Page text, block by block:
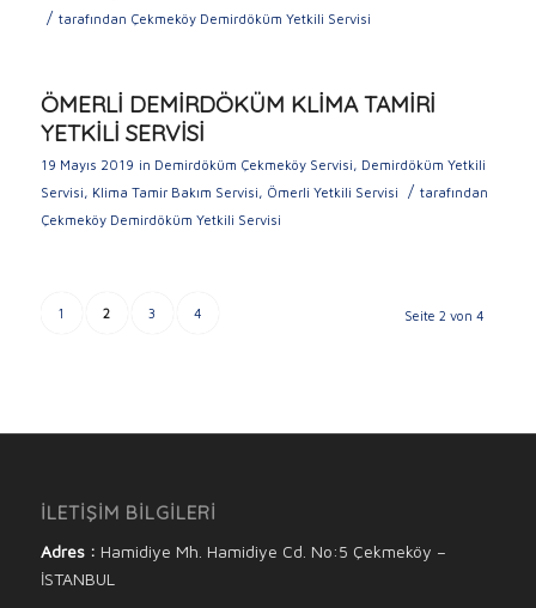
/ tarafından Çekmeköy Demirdöküm Yetkili Servisi
ÖMERLİ DEMİRDÖKÜM KLİMA TAMİRİ
YETKİLİ SERVİSİ
19 Mayıs 2019 in Demirdöküm Çekmeköy Servisi, Demirdöküm Yetkili
Servisi, Klima Tamir Bakım Servisi, Ömerli Yetkili Servisi / tarafından
Çekmeköy Demirdöküm Yetkili Servisi
Seite 2 von 4
1 2 3 4
İLETİŞİM BİLGİLERİ
Adres : Hamidiye Mh. Hamidiye Cd. No:5 Çekmeköy –
İSTANBUL